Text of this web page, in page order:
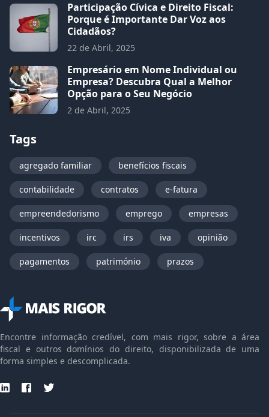
Encontre informação credível, com mais rigor, sobre a área
fiscal e outros domínios do direito, disponibilizada de uma
forma simples e descomplicada.
Participação Cívica e Direito Fiscal:
Porque é Importante Dar Voz aos
Cidadãos?
22 de Abril, 2025
Empresário em Nome Individual ou
Empresa? Descubra Qual a Melhor
Opção para o Seu Negócio
2 de Abril, 2025
Tags
agregado familiar benefícios fiscais
contabilidade contratos e-fatura
empreendedorismo emprego empresas
incentivos irc irs iva opinião
pagamentos património prazos